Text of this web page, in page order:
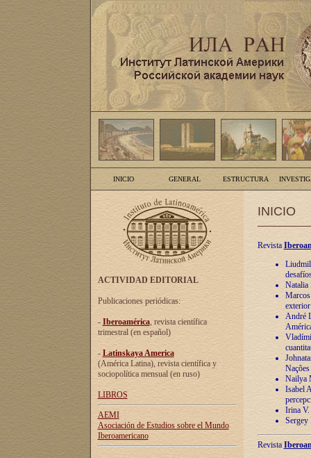
INICIO GENERAL ESTRUCTURA
ACTIVIDAD EDITORIAL
Publicaciones periódicas:
- Iberoamérica, revista científica
trimestral (en español)
- Latinskaya America
(América Latina), revista científica y
sociopolítica mensual (en ruso)
LIBROS
AEMI
Asociación de Estudios sobre el Mundo
Iberoamericano
INICIO
Revista
Natalia
André
Nailya
Isabel
Irina V.
Sergey
Revista